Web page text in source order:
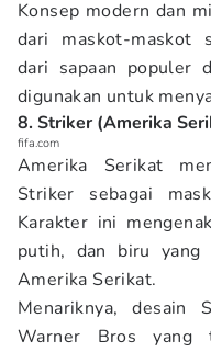
Konsep modern dan
dari maskot-maskot
dari sapaan populer
digunakan untuk
8. Striker (Amerika
fifa.com
Amerika Serikat
Striker sebagai
Karakter ini
putih, dan biru yang
Amerika Serikat.
Menariknya, desain
Warner Bros yang